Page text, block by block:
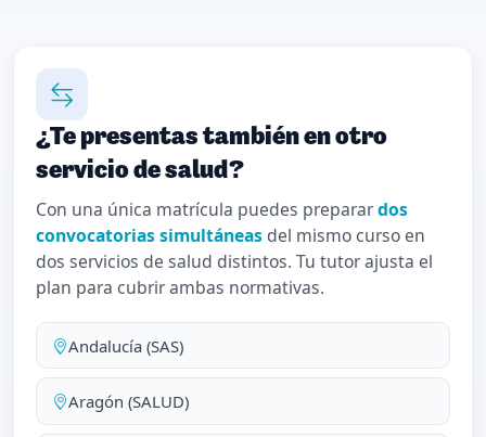
¿Te presentas también en otro
servicio de salud?
Con una única matrícula puedes preparardos
convocatorias simultáneas del mismo curso en
dos servicios de salud distintos. Tu tutor ajusta el
plan para cubrir ambas normativas.
Andalucía (SAS)
Aragón (SALUD)